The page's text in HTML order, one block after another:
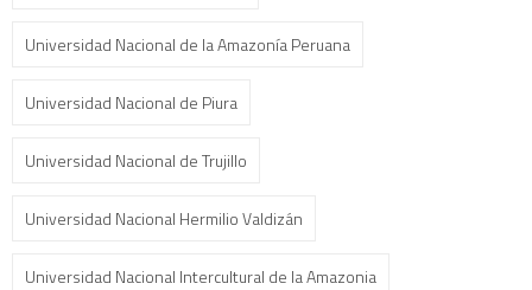
Universidad Nacional de la Amazonía Peruana
Universidad Nacional de Piura
Universidad Nacional de Trujillo
Universidad Nacional Hermilio Valdizán
Universidad Nacional Intercultural de la Amazonia